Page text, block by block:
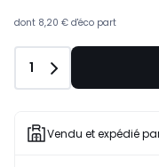
dont 8,20 € d'éco part
Quantité
1
Vendu et expédié